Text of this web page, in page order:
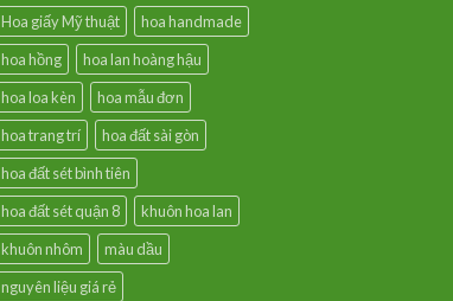
Hoa giấy Mỹ thuật
hoa handmade
hoa hồng
hoa lan hoàng hậu
hoa loa kèn
hoa mẫu đơn
hoa trang trí
hoa đất sài gòn
hoa đất sét bình tiên
hoa đất sét quận 8
khuôn hoa lan
khuôn nhôm
màu dầu
nguyên liệu giá rẻ